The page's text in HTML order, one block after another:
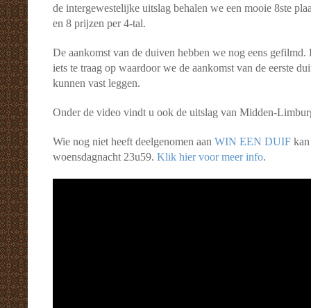
de intergewestelijke uitslag behalen we een mooie 8ste
en 8 prijzen per 4-tal.
De aankomst van de duiven hebben we nog eens gefilmd.
iets te traag op waardoor we de aankomst van de eerste
kunnen vast leggen.
Onder de video vindt u ook de uitslag van Midden-
Wie nog niet heeft deelgenomen aan WIN EEN DUIF
woensdagnacht 23u59. Klik hier voor meer info.